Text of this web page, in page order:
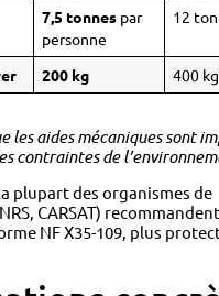
7,5 tonnespar
personne
12
200 kg 400 kg
les aides mécaniques sont
contraintes de
plupart des organismes de
CARSAT)
NF X35-109, plus